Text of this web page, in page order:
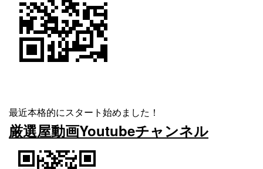
最近本格的にスタート始めました！
厳選屋動画Youtubeチャンネル